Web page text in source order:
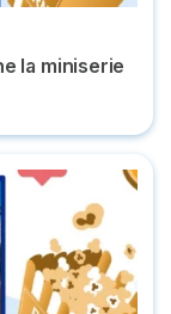
la miniserie
en